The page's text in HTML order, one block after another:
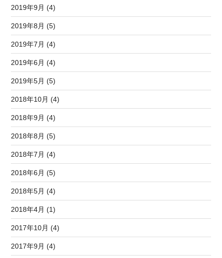
2019年9月 (4)
2019年8月 (5)
2019年7月 (4)
2019年6月 (4)
2019年5月 (5)
2018年10月 (4)
2018年9月 (4)
2018年8月 (5)
2018年7月 (4)
2018年6月 (5)
2018年5月 (4)
2018年4月 (1)
2017年10月 (4)
2017年9月 (4)